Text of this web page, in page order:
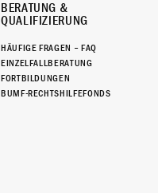
BERATUNG &
QUALIFIZIERUNG
HÄUFIGE FRAGEN – FAQ
EINZELFALLBERATUNG
FORTBILDUNGEN
BUMF-RECHTSHILFEFONDS